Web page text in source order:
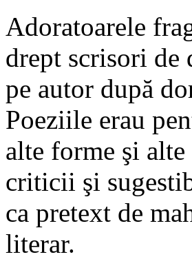
Adoratoarele
drept scrisori de
pe autor după
Poeziile erau
alte forme şi
criticii şi
ca pretext de
literar.